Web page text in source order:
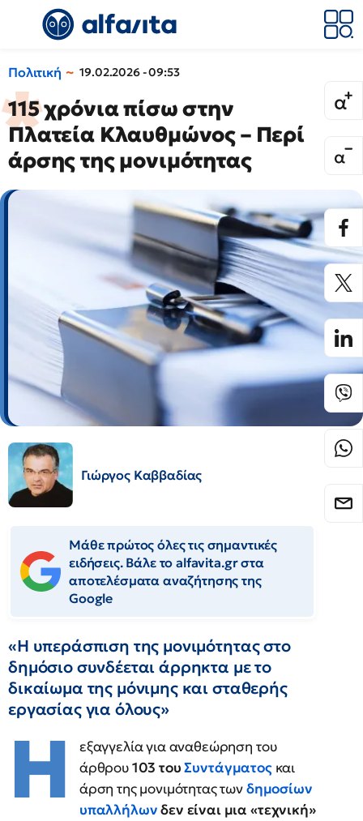
Πολιτική 19.02.2026 - 09:53
115 χρόνια πίσω στην
Πλατεία Κλαυθμώνος – Περί
άρσης της μονιμότητας
Γιώργος Καββαδίας
Μάθε πρώτος όλες τις σημαντικές
ειδήσεις. Βάλε το alfavita.gr στα
αποτελέσματα αναζήτησης της
Google
«Η υπεράσπιση της μονιμότητας στο
δημόσιο συνδέεται άρρηκτα με το
δικαίωμα της μόνιμης και σταθερής
εργασίας για όλους»
Η
εξαγγελία για αναθεώρηση του
άρθρου103 τουΣυντάγματος και
άρση της μονιμότητας τωνδημοσίων
υπαλλήλωνδεν είναι μια «τεχνική»